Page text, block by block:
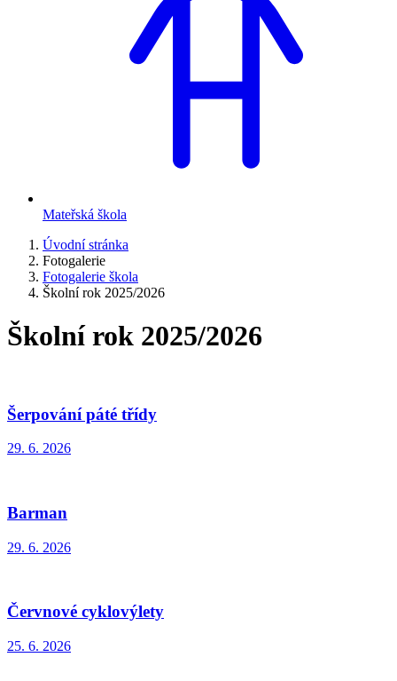
Mateřská škola
Úvodní stránka
Fotogalerie
Fotogalerie škola
Školní rok 2025/2026
Školní rok 2025/2026
Šerpování páté třídy
29. 6. 2026
Barman
29. 6. 2026
Červnové cyklovýlety
25. 6. 2026